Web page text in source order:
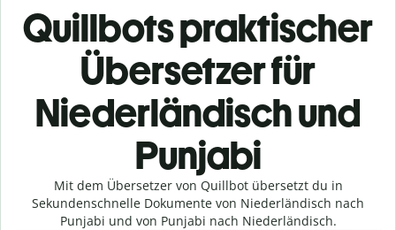
Quillbots praktischer
Übersetzer für
Niederländisch und
Punjabi
Mit dem Übersetzer von Quillbot übersetzt du in
Sekundenschnelle Dokumente von Niederländisch nach
Punjabi und von Punjabi nach Niederländisch.